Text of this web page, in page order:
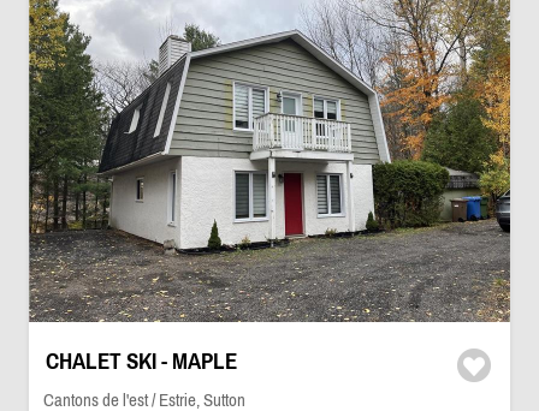
CHALET SKI - MAPLE
Cantons de l'est / Estrie, Sutton